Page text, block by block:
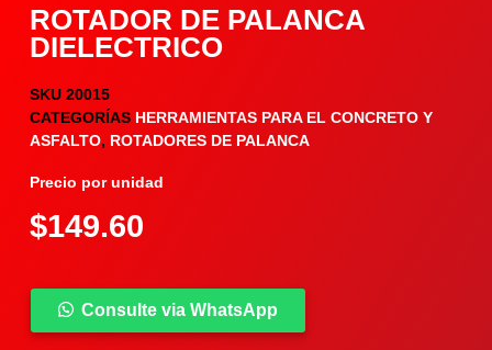
ROTADOR DE PALANCA
DIELECTRICO
SKU 20015
CATEGORÍAS HERRAMIENTAS PARA EL CONCRETO Y
ASFALTO, ROTADORES DE PALANCA
Precio por unidad
$149.60
Consulte via WhatsApp